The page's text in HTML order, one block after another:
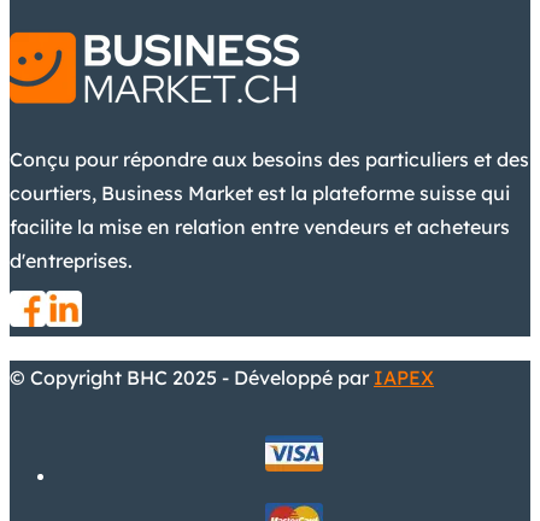
Conçu pour répondre aux besoins des particuliers et des
courtiers, Business Market est la plateforme suisse qui
facilite la mise en relation entre vendeurs et acheteurs
d'entreprises.
© Copyright BHC 2025 - Développé par IAPEX